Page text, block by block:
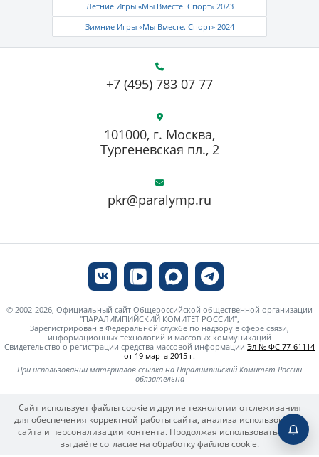
Летние Игры «Мы Вместе. Спорт» 2023
Зимние Игры «Мы Вместе. Спорт» 2024
+7 (495) 783 07 77
pkr@paralymp.ru
101000, г. Москва,
Тургеневская пл., 2
© 2002-2026, Официальный сайт Общероссийской общественной организации
"ПАРАЛИМПИЙСКИЙ КОМИТЕТ РОССИИ",
Зарегистрирован в Федеральной службе по надзору в сфере связи,
информационных технологий и массовых коммуникаций
Свидетельство о регистрации средства массовой информации Эл № ФС 77-61114
от 19 марта 2015 г.
При использовании материалов ссылка на Паралимпийский Комитет России
обязательна
Сайт использует файлы cookie и другие технологии отслеживания
для обеспечения корректной работы сайта, анализа использования
сайта и персонализации контента. Продолжая использовать сайт,
вы даёте согласие на обработку файлов cookie.